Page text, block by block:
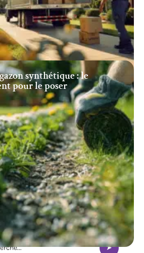
synthétique : le
pour le poser